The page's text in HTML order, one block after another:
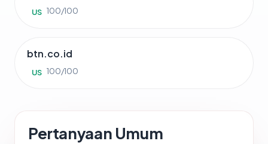
US 100/100
btn.co.id
US 100/100
Pertanyaan Umum